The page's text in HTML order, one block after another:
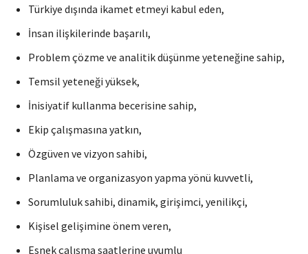
Türkiye dışında ikamet etmeyi kabul eden,
İnsan ilişkilerinde başarılı,
Problem çözme ve analitik düşünme yeteneğine sahip,
Temsil yeteneği yüksek,
İnisiyatif kullanma becerisine sahip,
Ekip çalışmasına yatkın,
Özgüven ve vizyon sahibi,
Planlama ve organizasyon yapma yönü kuvvetli,
Sorumluluk sahibi, dinamik, girişimci, yenilikçi,
Kişisel gelişimine önem veren,
Esnek çalışma saatlerine uyumlu